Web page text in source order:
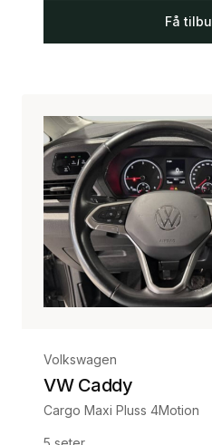
Få
Volkswagen
VW Caddy
Cargo Maxi Pluss 4Motion